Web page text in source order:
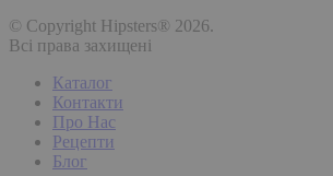
© Copyright Hipsters® 2026.
Всі права захищені
Каталог
Контакти
Про Нас
Рецепти
Блог